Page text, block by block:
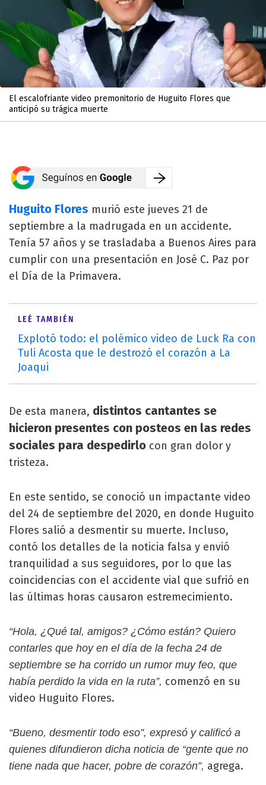
El escalofriante video premonitorio de Huguito Flores que
anticipó su trágica muerte
Huguito Flores murió este jueves 21 de
septiembre a la madrugada en un accidente.
Tenía 57 años y se trasladaba a Buenos Aires para
cumplir con una presentación en José C. Paz por
el Día de la Primavera.
LEÉ TAMBIÉN
Explotó todo: el polémico video de Luck Ra con
Tuli Acosta que le destrozó el corazón a La
Joaqui
De esta manera, distintos cantantes se
hicieron presentes con posteos en las redes
sociales para despedirlo con gran dolor y
tristeza.
En este sentido, se conoció un impactante video
del 24 de septiembre del 2020, en donde Huguito
Flores salió a desmentir su muerte. Incluso,
contó los detalles de la noticia falsa y envió
tranquilidad a sus seguidores, por lo que las
coincidencias con el accidente vial que sufrió en
las últimas horas causaron estremecimiento.
“Hola, ¿Qué tal, amigos? ¿Cómo están? Quiero
contarles que hoy en el día de la fecha 24 de
septiembre se ha corrido un rumor muy feo, que
había perdido la vida en la ruta”, comenzó en su
video Huguito Flores.
“Bueno, desmentir todo eso”, expresó y calificó a
quienes difundieron dicha noticia de “gente que no
tiene nada que hacer, pobre de corazón”, agrega.